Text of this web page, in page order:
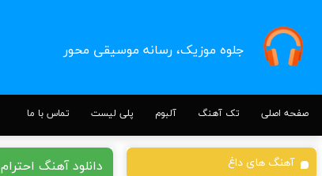
جلوه موزیک، رسانه موسیقی محور
صفحه اصلی تک آهنگ آلبوم پلی لیست تماس با ما
دانلود آهنگ احترام آهنگ های داغ